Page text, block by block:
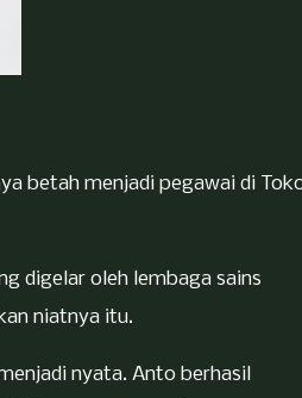
betah menjadi pegawai di
digelar oleh lembaga sains
niatnya itu.
nyata. Anto berhasil